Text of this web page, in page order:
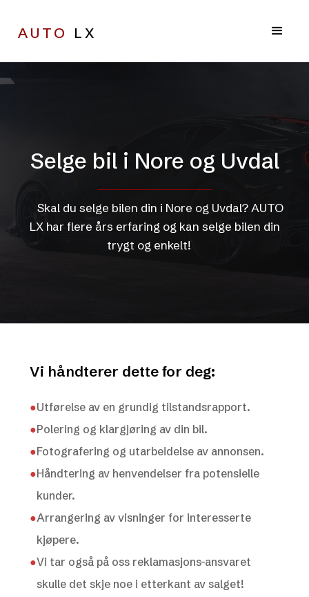
AUTO LX
Selge bil i Nore og Uvdal
Skal du selge bilen din i Nore og Uvdal? AUTO
LX har flere års erfaring og kan selge bilen din
trygt og enkelt!
Vi håndterer dette for deg:
●Utførelse av en grundig tilstandsrapport.
●Polering og klargjøring av din bil.
●Fotografering og utarbeidelse av annonsen.
●Håndtering av henvendelser fra potensielle
kunder.
●Arrangering av visninger for interesserte
kjøpere.
●Vi tar også på oss reklamasjons-ansvaret
skulle det skje noe i etterkant av salget!